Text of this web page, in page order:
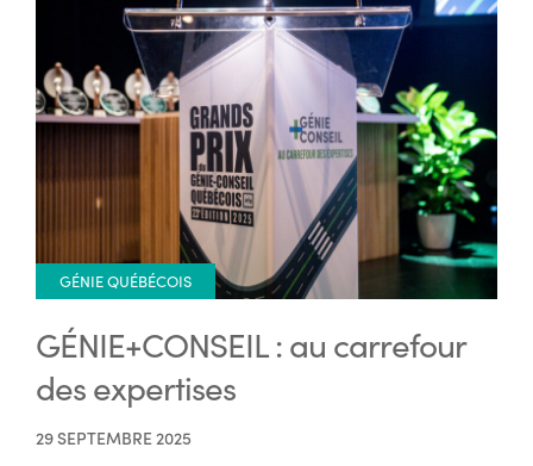
GÉNIE QUÉBÉCOIS
GÉNIE+CONSEIL : au carrefour
des expertises
29 SEPTEMBRE 2025